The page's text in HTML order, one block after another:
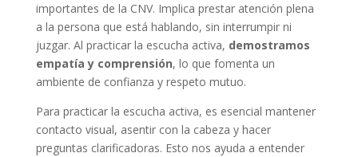
importantes de la CNV. Implica prestar atención plena
a la persona que está hablando, sin interrumpir ni
juzgar. Al practicar la escucha activa, demostramos
empatía y comprensión, lo que fomenta un
ambiente de confianza y respeto mutuo.
Para practicar la escucha activa, es esencial mantener
contacto visual, asentir con la cabeza y hacer
preguntas clarificadoras. Esto nos ayuda a entender